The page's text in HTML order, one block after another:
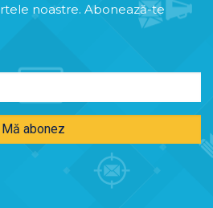
noastre. Abonează-te